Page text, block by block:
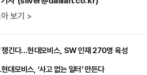
보기 >
챙긴다…현대모비스, SW 인재 270명 육성
대모비스, ‘사고 없는 일터’ 만든다